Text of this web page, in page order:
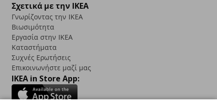
Σχετικά με την IKEA
Γνωρίζοντας την IKEA
Βιωσιμότητα
Εργασία στην IKEA
Καταστήματα
Συχνές Ερωτήσεις
Επικοινωνήστε μαζί μας
IKEA in Store App: